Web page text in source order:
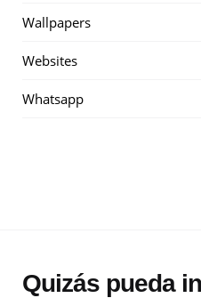
Wallpapers
Websites
Whatsapp
Quizás pueda